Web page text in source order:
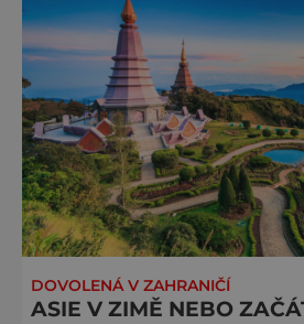
DOVOLENÁ V ZAHRANIČÍ
ASIE V ZIMĚ NEBO